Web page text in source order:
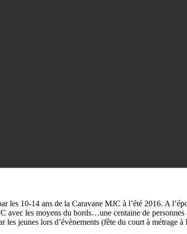
les 10-14 ans de la Caravane MJC à l’été 2016. A
avec les moyens du bords…une centaine de
les jeunes lors d’évènements (fête du court à métrage